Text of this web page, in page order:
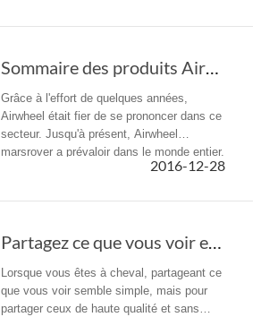
Sommaire des produits Airwheel en 2016
Grâce à l'effort de quelques années,
Airwheel était fier de se prononcer dans ce
secteur. Jusqu'à présent, Airwheel
marsrover a prévaloir dans le monde entier.
L'année 2016 dépasse tout le secteur.
2016-12-28
Partagez ce que vous voir enregistré par les Smart casque Airwheel C5
Lorsque vous êtes à cheval, partageant ce
que vous voir semble simple, mais pour
partager ceux de haute qualité et sans